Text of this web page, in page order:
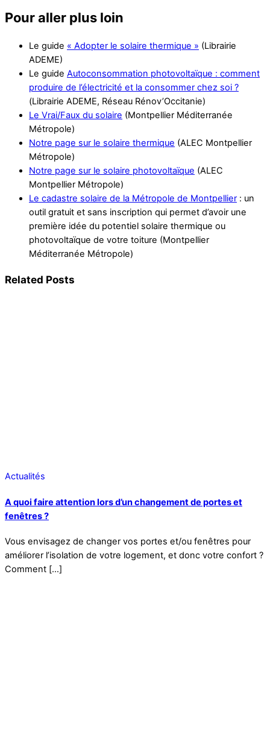
Pour aller plus loin
Le guide « Adopter le solaire thermique » (Librairie
ADEME)
Le guide Autoconsommation photovoltaïque : comment
produire de l’électricité et la consommer chez soi ?
(Librairie ADEME, Réseau Rénov’Occitanie)
Le Vrai/Faux du solaire (Montpellier Méditerranée
Métropole)
Notre page sur le solaire thermique (ALEC Montpellier
Métropole)
Notre page sur le solaire photovoltaïque (ALEC
Montpellier Métropole)
Le cadastre solaire de la Métropole de Montpellier : un
outil gratuit et sans inscription qui permet d’avoir une
première idée du potentiel solaire thermique ou
photovoltaïque de votre toiture (Montpellier
Méditerranée Métropole)
Related Posts
Actualités
A quoi faire attention lors d’un changement de portes et
fenêtres ?
Vous envisagez de changer vos portes et/ou fenêtres pour
améliorer l’isolation de votre logement, et donc votre confort ?
Comment […]